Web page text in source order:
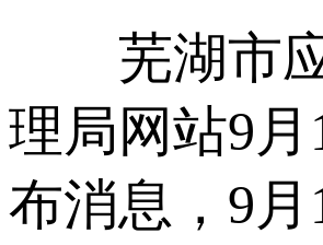
芜湖市
理局网站9月
布消息，9月